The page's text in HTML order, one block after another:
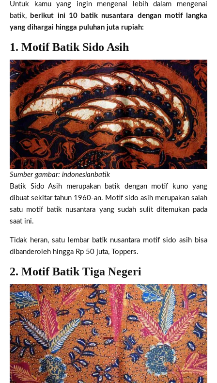
Untuk kamu yang ingin mengenal lebih dalam mengenai
batik, berikut ini 10 batik nusantara dengan motif langka
yang dihargai hingga puluhan juta rupiah:
1. Motif Batik Sido Asih
Sumber gambar: indonesianbatik
Batik Sido Asih merupakan batik dengan motif kuno yang
dibuat sekitar tahun 1960-an. Motif sido asih merupakan salah
satu motif batik nusantara yang sudah sulit ditemukan pada
saat ini.
Tidak heran, satu lembar batik nusantara motif sido asih bisa
dibanderoleh hingga Rp 50 juta, Toppers.
2. Motif Batik Tiga Negeri